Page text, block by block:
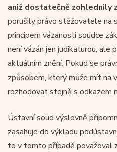
aniž dostatečně zohlednily
porušily právo stěžovatele na
principem vázanosti soudce
není vázán jen judikaturou, ale
aktuálním znění. Pokud se
způsobem, který může mít na
rozhodovat stejně s odkazem
Ústavní soud výslovně
zasahuje do výkladu
to v tomto případě považoval